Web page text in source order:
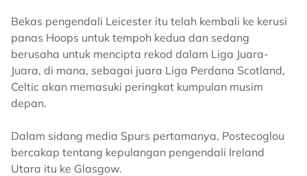
Bekas pengendali Leicester itu telah kembali ke kerusi
panas Hoops untuk tempoh kedua dan sedang
berusaha untuk mencipta rekod dalam Liga Juara-
Juara, di mana, sebagai juara Liga Perdana Scotland,
Celtic akan memasuki peringkat kumpulan musim
depan.
Dalam sidang media Spurs pertamanya, Postecoglou
bercakap tentang kepulangan pengendali Ireland
Utara itu ke Glasgow.